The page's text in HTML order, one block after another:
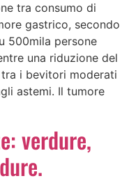
tra consumo di
gastrico, secondo
500mila persone
una riduzione del
i bevitori moderati
astemi. Il tumore
verdure,